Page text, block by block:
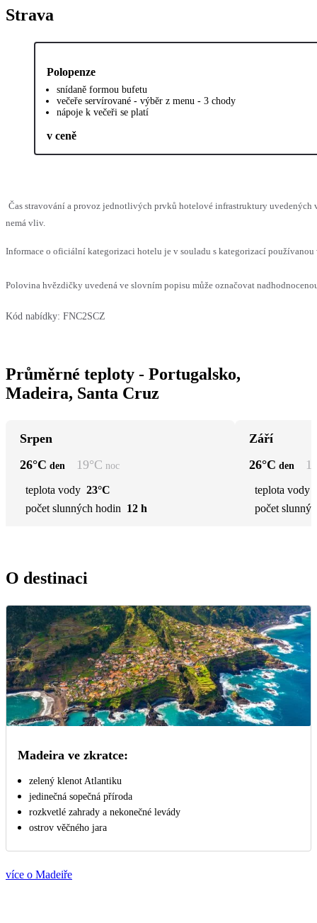
Strava
Polopenze
snídaně formou bufetu
večeře servírované - výběr z menu - 3 chody
nápoje k večeři se platí
v ceně
Čas stravování a provoz jednotlivých prvků hotelové infrastruktury uvedených
nemá vliv.
Informace o oficiální kategorizaci hotelu je v souladu s kategorizací
Polovina hvězdičky uvedená ve slovním popisu může označovat
Kód nabídky: FNC2SCZ
Průměrné teploty - Portugalsko,
Madeira, Santa Cruz
Srpen
26°C den 19°C noc
teplota vody 23°C
počet slunných hodin 12 h
Září
26°C den
teplota vody
počet
O destinaci
Madeira ve zkratce:
zelený klenot Atlantiku
jedinečná sopečná příroda
rozkvetlé zahrady a nekonečné levády
ostrov věčného jara
více o Madeiře